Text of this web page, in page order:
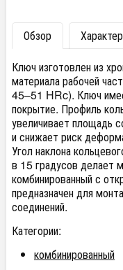
Обзор
Ключ изготовлен из
материала рабочей
45–51 HRc). Ключ
покрытие. Профиль
увеличивает площадь
и снижает риск
Угол наклона
в 15 градусов делает
комбинированный с
предназначен для
соединений.
Категории:
комбинированный